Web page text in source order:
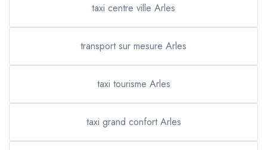
taxi centre ville Arles
transport sur mesure Arles
taxi tourisme Arles
taxi grand confort Arles